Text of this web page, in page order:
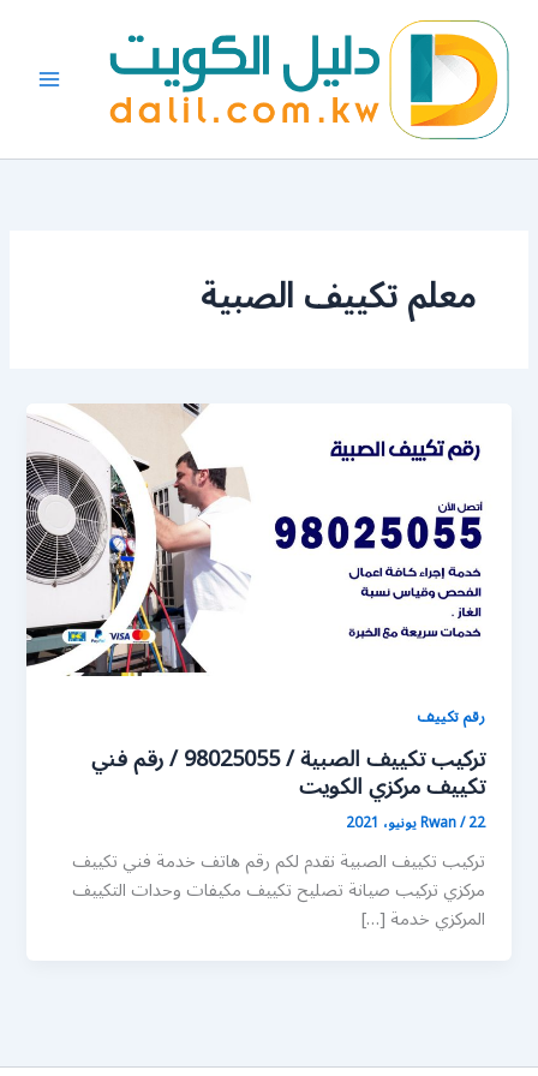
المحتوى
معلم تكييف الصبية
رقم تكييف
تركيب تكييف الصبية / 98025055 / رقم فني
تكييف مركزي الكويت
Rwan/22 يونيو، 2021
تركيب تكييف الصبية نقدم لكم رقم هاتف خدمة فني تكييف
مركزي تركيب صيانة تصليح تكييف مكيفات وحدات التكييف
المركزي خدمة […]